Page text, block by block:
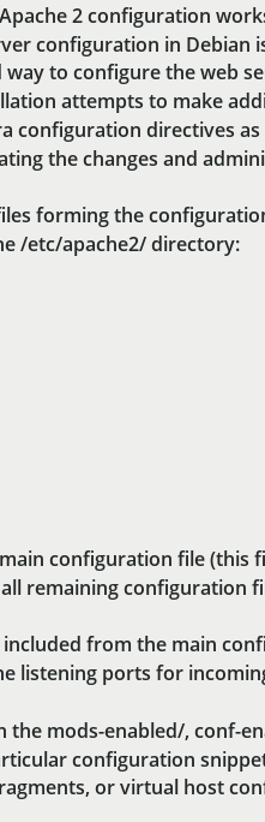
2 configuration
configuration in Debian
way to configure the web
attempts to make
configuration directives as
the changes and
forming the
/etc/apache2/ directory:
configuration file (this
remaining configuration
from the main
listening ports for
the mods-enabled/, conf-
configuration
or virtual host